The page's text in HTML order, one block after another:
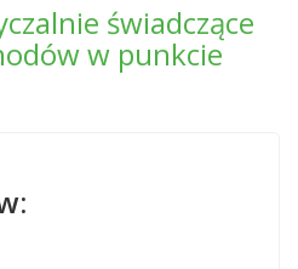
świadczące
w punkcie